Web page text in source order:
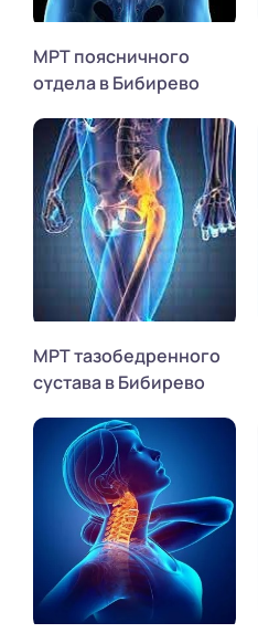
МРТ поясничного
отдела в Бибирево
МРТ тазобедренного
сустава в Бибирево